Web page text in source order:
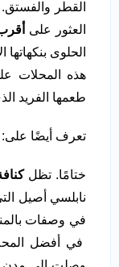
القطر
العثور على
الحلوى
هذه المحلات
طعمها الفريد
تعرف أيضًا على:
ختامًا. تظل
نابلسي أصيل
في وصفات
في أفضل